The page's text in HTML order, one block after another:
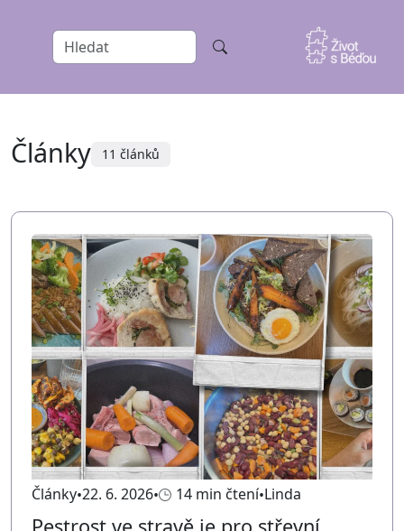
Články 11 článků
Články 22. 6. 2026 14 min čtení Linda